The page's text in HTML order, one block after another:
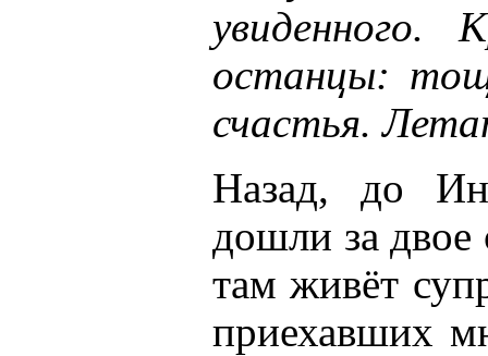
увиденного.
останцы:
счастья.
Назад, до
дошли за
там живёт
приехавших